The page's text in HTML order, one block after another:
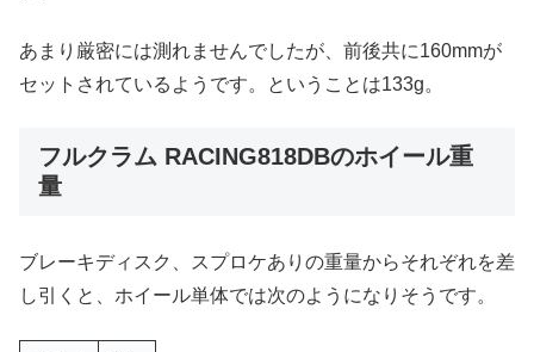
あまり厳密には測れませんでしたが、前後共に160mmが
セットされているようです。ということは133g。
フルクラム RACING818DBのホイール重
量
ブレーキディスク、スプロケありの重量からそれぞれを差
し引くと、ホイール単体では次のようになりそうです。